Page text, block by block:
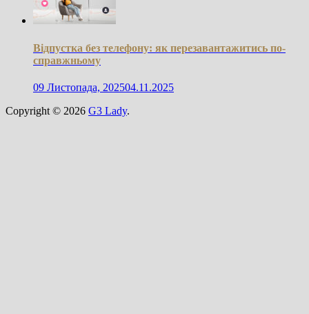
Відпустка без телефону: як перезавантажитись по-
справжньому
09 Листопада, 202504.11.2025
Copyright © 2026 G3 Lady.